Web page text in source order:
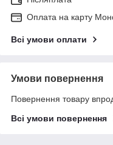
Оплата на карту
Всі умови оплати
Умови повернення
Повернення товару
Всі умови повернення